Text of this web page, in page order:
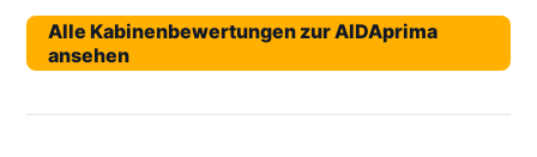
Alle Kabinenbewertungen zur AIDAprima
ansehen